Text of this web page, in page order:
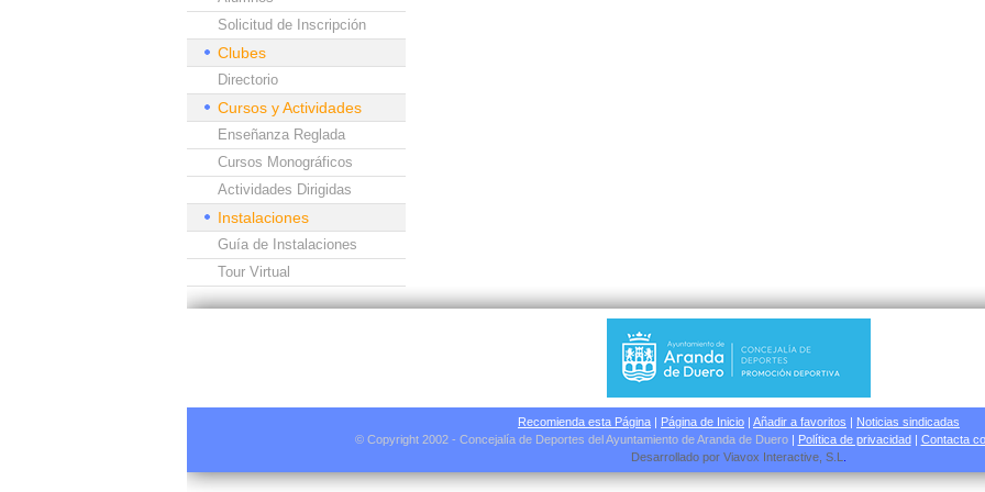
Solicitud de Inscripción
Clubes
Directorio
Cursos y Actividades
Enseñanza Reglada
Cursos Monográficos
Actividades Dirigidas
Instalaciones
Guía de Instalaciones
Tour Virtual
Recomienda esta Página | Página de Inicio | Añadir a favoritos | Noticias sindicadas
© Copyright 2002 - Concejalía de Deportes del Ayuntamiento de Aranda de Duero| Política de privacidad| Contacta
Desarrollado por Viavox Interactive , S.L